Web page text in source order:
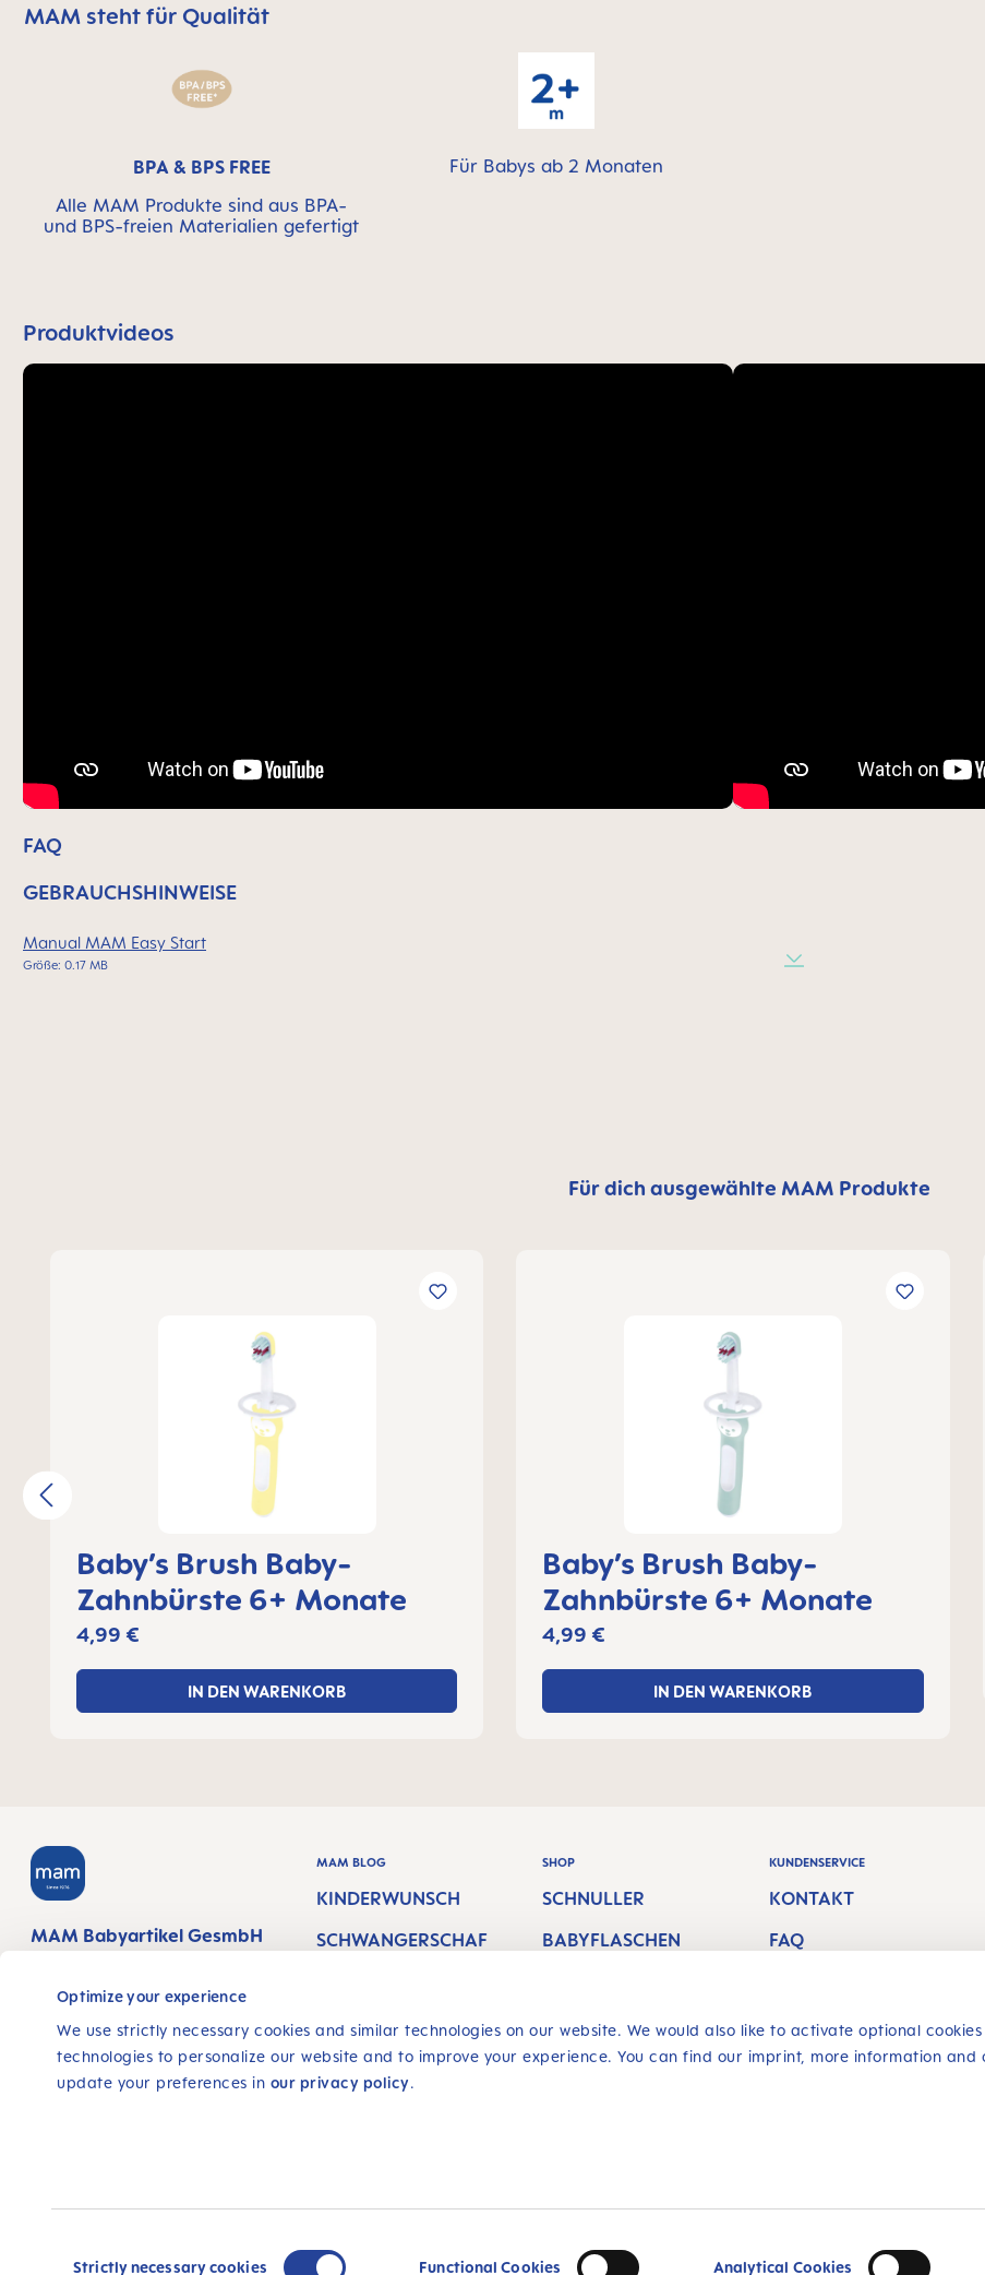
Optimize your experience
We use strictly necessary cookies and similar technologies on our website. We would also like to activate optional
technologies to personalize our website and to improve your experience. You can find our imprint, more information and
update your preferences in our privacy policy.
Selection
Strictly necessary cookies Functional Cookies Analytical Cookies
MAM überspringen bedeutet Qualitätssymbolleiste
MAM steht für Qualität
BPA & BPS FREE
Alle MAM Produkte sind aus BPA-
und BPS-freien Materialien gefertigt
Für Babys ab 2 Monaten
Produktvideos
FAQ
GEBRAUCHSHINWEISE
Manual MAM Easy Start
Größe: 0.17 MB
Für dich ausgewählte MAM Produkte
Baby’s Brush Baby-
Zahnbürste 6+ Monate
4,99 €
IN DEN WARENKORB
Baby’s Brush Baby-
Zahnbürste 6+ Monate
4,99 €
IN DEN WARENKORB
MAM Babyartikel GesmbH
1160 Vienna
MAM BLOG
KINDERWUNSCH
SCHWANGERSCHAF
STILLEN &
BABYERNÄHRUNG
SHOP
SCHNULLER
BABYFLASCHEN
MUNDPFLEGE &
BEISSRINGE
KUNDENSERVICE
KONTAKT
FAQ
RÜCKGABERECHT
Vertrag
© 2025, MAM Babyartikel GmbH
Nachnahmegebühren, wenn nicht anders angegeben.
SICHER EINKAUFEN
Mehrfach